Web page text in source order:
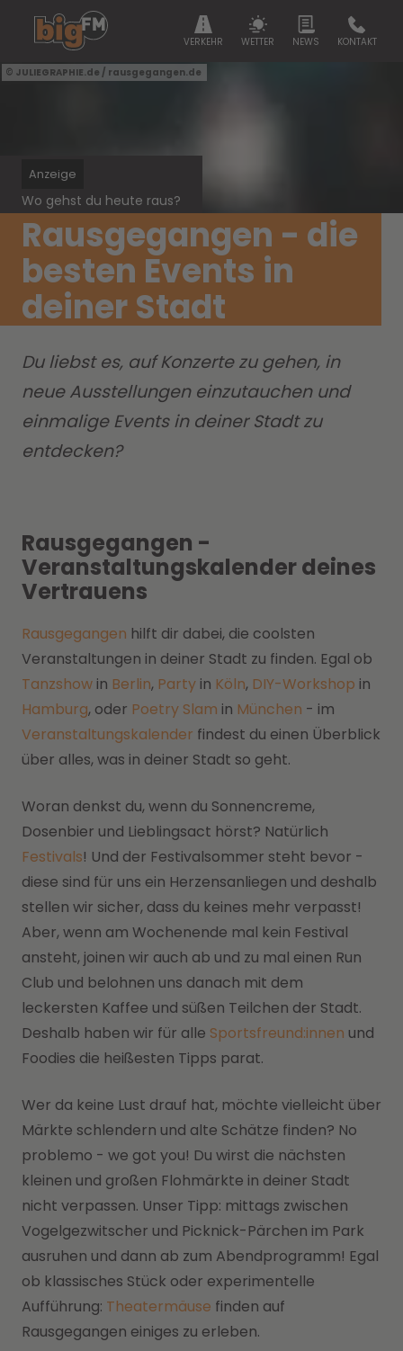
VERKEHR WETTER NEWS KONTAKT
JULIEGRAPHIE.de / rausgegangen.de
Anzeige
Wo gehst du heute raus?
Rausgegangen - die
besten Events in
deiner Stadt
Du liebst es, auf Konzerte zu gehen, in
neue Ausstellungen einzutauchen und
einmalige Events in deiner Stadt zu
entdecken?
Rausgegangen -
Veranstaltungskalender deines
Vertrauens
Rausgegangen hilft dir dabei, die coolsten
Veranstaltungen in deiner Stadt zu finden. Egal ob
Tanzshow in Berlin, Party in Köln, DIY-Workshop in
Hamburg, oder Poetry Slam in München - im
Veranstaltungskalender findest du einen Überblick
über alles, was in deiner Stadt so geht.
Woran denkst du, wenn du Sonnencreme,
Dosenbier und Lieblingsact hörst? Natürlich
Festivals! Und der Festivalsommer steht bevor -
diese sind für uns ein Herzensanliegen und deshalb
stellen wir sicher, dass du keines mehr verpasst!
Aber, wenn am Wochenende mal kein Festival
ansteht, joinen wir auch ab und zu mal einen Run
Club und belohnen uns danach mit dem
leckersten Kaffee und süßen Teilchen der Stadt.
Deshalb haben wir für alle Sportsfreund:innen und
Foodies die heißesten Tipps parat.
Wer da keine Lust drauf hat, möchte vielleicht über
Märkte schlendern und alte Schätze finden? No
problemo - we got you! Du wirst die nächsten
kleinen und großen Flohmärkte in deiner Stadt
nicht verpassen. Unser Tipp: mittags zwischen
Vogelgezwitscher und Picknick-Pärchen im Park
ausruhen und dann ab zum Abendprogramm! Egal
ob klassisches Stück oder experimentelle
Aufführung: Theatermäuse finden auf
Rausgegangen einiges zu erleben.